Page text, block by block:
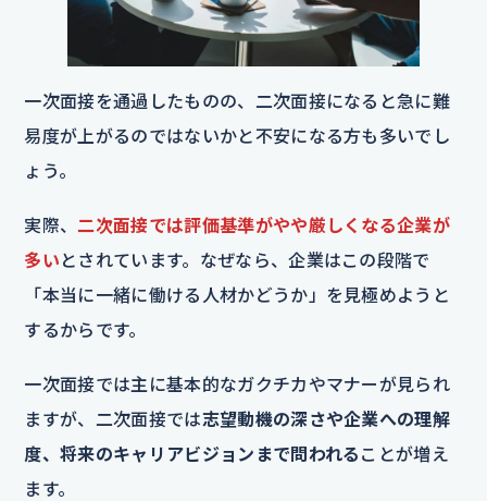
一次面接を通過したものの、二次面接になると急に難
易度が上がるのではないかと不安になる方も多いでし
ょう。
実際、二次面接では評価基準がやや厳しくなる企業が
多い とされています。なぜなら、企業はこの段階で
「本当に一緒に働ける人材かどうか」を見極めようと
するからです。
一次面接では主に基本的なガクチカやマナーが見られ
ますが、二次面接では志望動機の深さや企業への理解
度、将来のキャリアビジョンまで問われる ことが増え
ます。